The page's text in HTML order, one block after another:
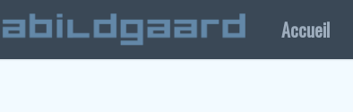
Accueil